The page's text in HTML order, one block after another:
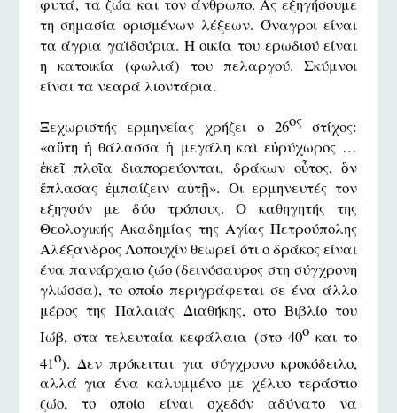
τη σημασία ορισμένων λέξεων. Όναγροι είναι
τα άγρια γαϊδούρια. Η οικία του ερωδιού είναι
η κατοικία (φωλιά) του πελαργού. Σκύμνοι
είναι τα νεαρά λιοντάρια.
Ξεχωριστής ερμηνείας χρήζει ο 26οςστίχος:
«αὕτη ἡ θάλασσα ἡ μεγάλη καὶ εὐρύχωρος …
ἐκεῖ πλοῖα διαπορεύονται, δράκων οὗτος, ὃν
ἔπλασας ἐμπαίζειν αὐτῇ». Οι ερμηνευτές τον
εξηγούν με δύο τρόπους. Ο καθηγητής της
Θεολογικής Ακαδημίας της Αγίας Πετρούπολης
Αλέξανδρος Λοπουχίν θεωρεί ότι ο δράκος είναι
ένα πανάρχαιο ζώο (δεινόσαυρος στη σύγχρονη
γλώσσα), το οποίο περιγράφεται σε ένα άλλο
μέρος της Παλαιάς Διαθήκης, στο Βιβλίο του
Ιώβ, στα τελευταία κεφάλαια (στο 40οκαι το
41ο). Δεν πρόκειται για σύγχρονο κροκόδειλο,
αλλά για ένα καλυμμένο με χέλυο τεράστιο
ζώο, το οποίο είναι σχεδόν αδύνατο να